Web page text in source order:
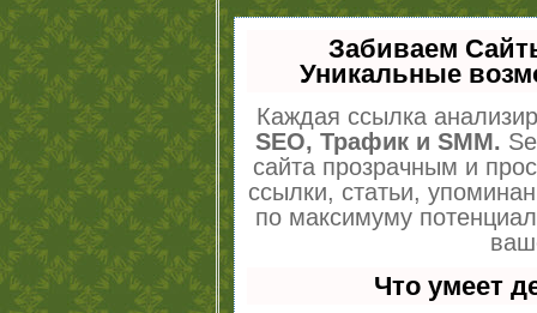
Забиваем
Уникальные
Каждая ссылка
SEO, Трафик и SMM.
сайта прозрачным и
ссылки, статьи,
по максимуму
Что умеет